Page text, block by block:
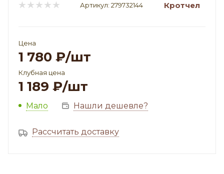
Артикул: 279732144 Кротчел
Цена
1 780 ₽/шт
Клубная цена
1 189 ₽/шт
Мало Нашли дешевле?
Рассчитать доставку